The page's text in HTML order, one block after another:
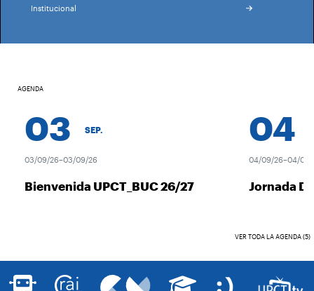
Institucional
AGENDA
03 SEP.
03/09/26–03/09/26
Bienvenida UPCT_BUC 26/27
04
04/09/26–04/09/
Jornada
VER TODA LA AGENDA (5)